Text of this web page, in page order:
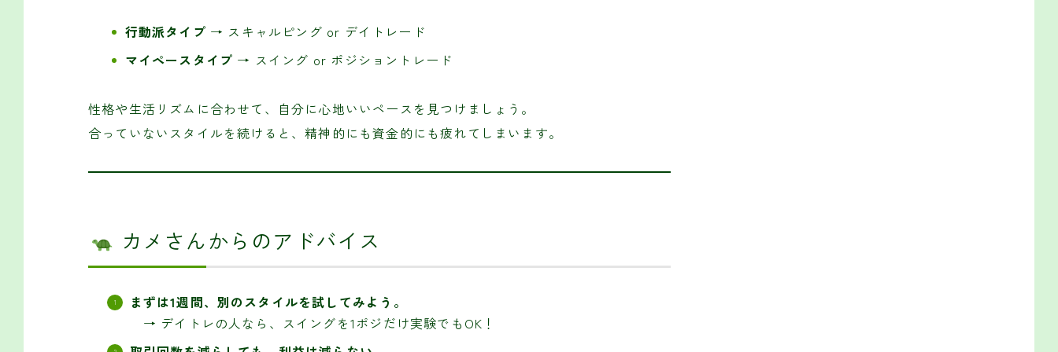
行動派タイプ → スキャルピング or デイトレード
マイペースタイプ → スイング or ポジショントレード
性格や生活リズムに合わせて、自分に心地いいペースを見つけましょう。
合っていないスタイルを続けると、精神的にも資金的にも疲れてしまいます。
カメさんからのアドバイス
まずは1週間、別のスタイルを試してみよう。
→ デイトレの人なら、スイングを1ポジだけ実験でもOK！